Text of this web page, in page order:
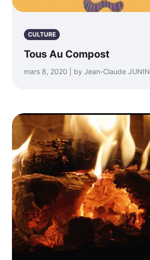
CULTURE
Tous Au Compost
mars 8, 2020 | by Jean-Claude JUNIN